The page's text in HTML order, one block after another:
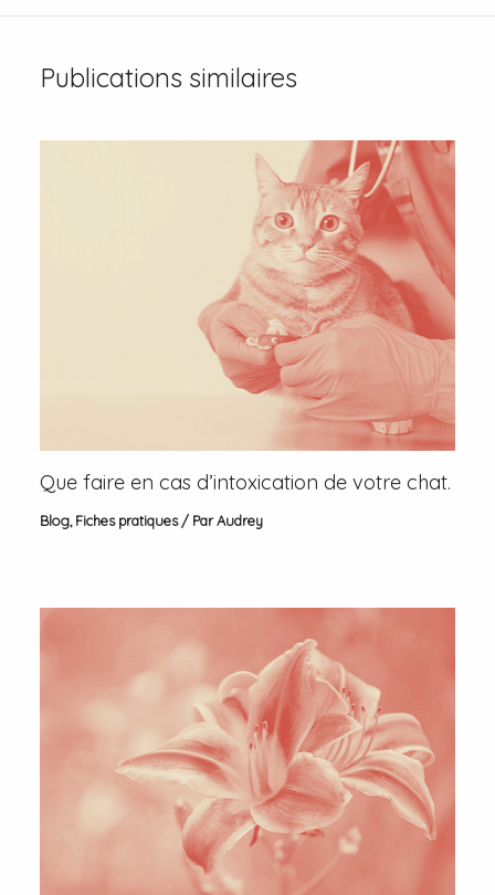
Publications similaires
Que faire en cas d’intoxication de votre chat.
Blog, Fiches pratiques/ ParAudrey